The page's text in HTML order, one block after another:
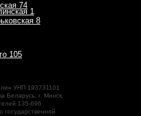
105
8
74
1
» УНП 193731101
Беларусь, г. Минск,
135-696
государственной